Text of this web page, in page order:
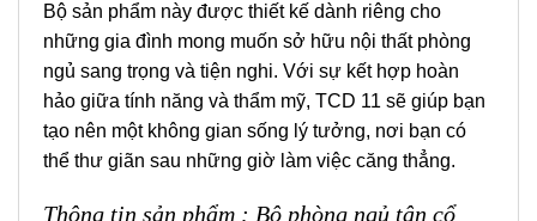
Bộ sản phẩm này được thiết kế dành riêng cho
những gia đình mong muốn sở hữu nội thất phòng
ngủ sang trọng và tiện nghi. Với sự kết hợp hoàn
hảo giữa tính năng và thẩm mỹ, TCD 11 sẽ giúp bạn
tạo nên một không gian sống lý tưởng, nơi bạn có
thể thư giãn sau những giờ làm việc căng thẳng.
Thông tin sản phẩm : Bộ phòng ngủ tân cổ